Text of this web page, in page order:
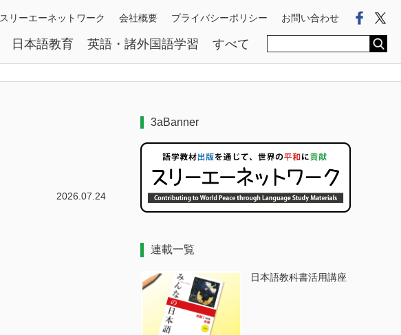
日本語教育 英語・諸外国語学習 すべて
スリーエーネットワーク 会社概要 プライバシーポリシー お問い合わせ
2026.07.24
3aBanner
連載一覧
日本語教科書活用講座